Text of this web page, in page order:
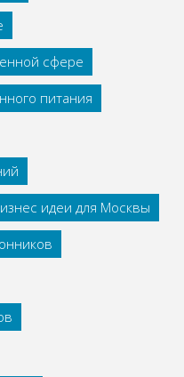
сфере
питания
идеи для Москвы